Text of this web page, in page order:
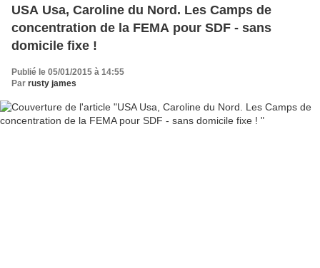
USA Usa, Caroline du Nord. Les Camps de
concentration de la FEMA pour SDF - sans
domicile fixe !
Publié le 05/01/2015 à 14:55
Par rusty james